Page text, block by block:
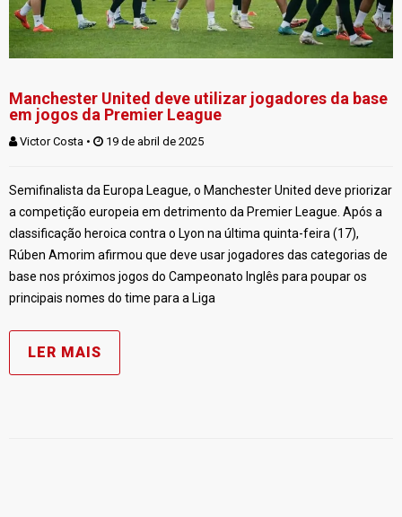
Manchester United deve utilizar jogadores da base
em jogos da Premier League
Victor Costa • 19 de abril de 2025
Semifinalista da Europa League, o Manchester United deve priorizar
a competição europeia em detrimento da Premier League. Após a
classificação heroica contra o Lyon na última quinta-feira (17),
Rúben Amorim afirmou que deve usar jogadores das categorias de
base nos próximos jogos do Campeonato Inglês para poupar os
principais nomes do time para a Liga
LER MAIS